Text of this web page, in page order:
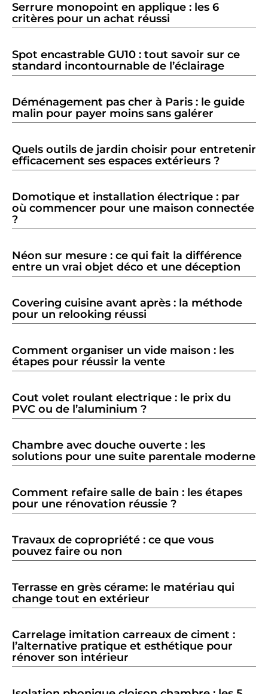
Serrure monopoint en applique : les 6
critères pour un achat réussi
Spot encastrable GU10 : tout savoir sur ce
standard incontournable de l’éclairage
Déménagement pas cher à Paris : le guide
malin pour payer moins sans galérer
Quels outils de jardin choisir pour entretenir
efficacement ses espaces extérieurs ?
Domotique et installation électrique : par
où commencer pour une maison connectée
?
Néon sur mesure : ce qui fait la différence
entre un vrai objet déco et une déception
Covering cuisine avant après : la méthode
pour un relooking réussi
Comment organiser un vide maison : les
étapes pour réussir la vente
Cout volet roulant electrique : le prix du
PVC ou de l’aluminium ?
Chambre avec douche ouverte : les
solutions pour une suite parentale moderne
Comment refaire salle de bain : les étapes
pour une rénovation réussie ?
Travaux de copropriété : ce que vous
pouvez faire ou non
Terrasse en grès cérame: le matériau qui
change tout en extérieur
Carrelage imitation carreaux de ciment :
l’alternative pratique et esthétique pour
rénover son intérieur